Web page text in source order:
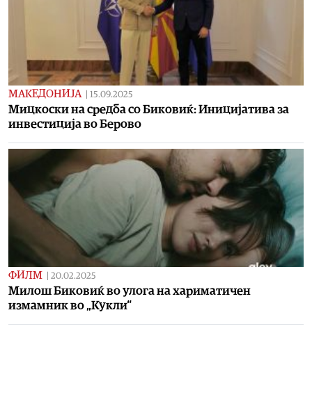
МАКЕДОНИЈА | 15.09.2025
Мицкоски на средба со Биковиќ: Иницијатива за
инвестиција во Берово
ФИЛМ | 20.02.2025
Милош Биковиќ во улога на хариматичен
измамник во „Кукли“